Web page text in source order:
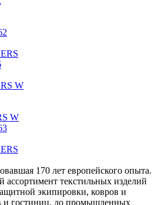
W
W
170 лет европейского опыта.
текстильных изделий
экипировки, ковров и
и гостиниц, до промышленных